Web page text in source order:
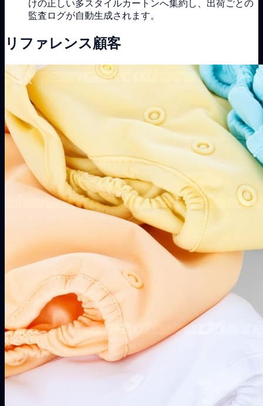
けの正しい多スタイルカートンへ集約し、出荷ごとの
監査ログが自動生成されます。
リファレンス顧客